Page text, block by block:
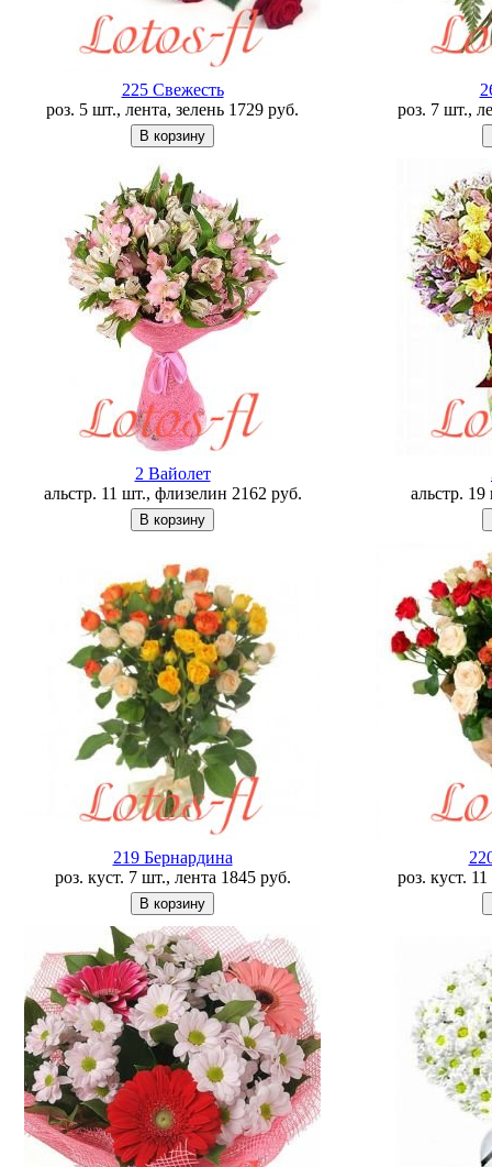
225 Свежесть
роз. 5 шт., лента, зелень 1729 руб.
роз. 7 шт.,
2 Вайолет
альстр. 11 шт., флизелин 2162 руб.
альстр.
219 Бернардина
роз. куст. 7 шт., лента 1845 руб.
роз. куст.